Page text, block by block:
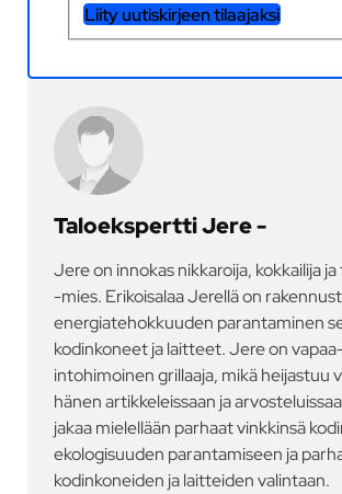
Liity uutiskirjeen tilaajaksi
Taloekspertti Jere -
Jere on innokas nikkaroija, kokkailija
-mies. Erikoisalaa Jerellä on
energiatehokkuuden parantaminen
kodinkoneet ja laitteet. Jere on
intohimoinen grillaaja, mikä heijastuu
hänen artikkeleissaan ja
jakaa mielellään parhaat vinkkinsä
ekologisuuden parantamiseen ja
kodinkoneiden ja laitteiden valintaan.